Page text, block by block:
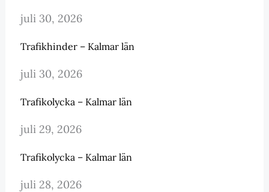
juli 30, 2026
Trafikhinder – Kalmar län
juli 30, 2026
Trafikolycka – Kalmar län
juli 29, 2026
Trafikolycka – Kalmar län
juli 28, 2026